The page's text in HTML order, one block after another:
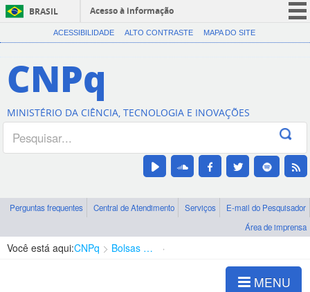
BRASIL
Acesso à informação
CORONAVÍRUS (COVID-19)
Canais
ACESSIBILIDADE ALTO CONTRASTE MAPA DO SITE
CNPq
MINISTÉRIO DA CIÊNCIA, TECNOLOGIA E INOVAÇÕES
Perguntas frequentes Central de Atendimento Serviços
E-mail do Pesquisador
Área de imprensa
Você está aqui:CNPq Bolsas e Auxílios Vigentes
MENU